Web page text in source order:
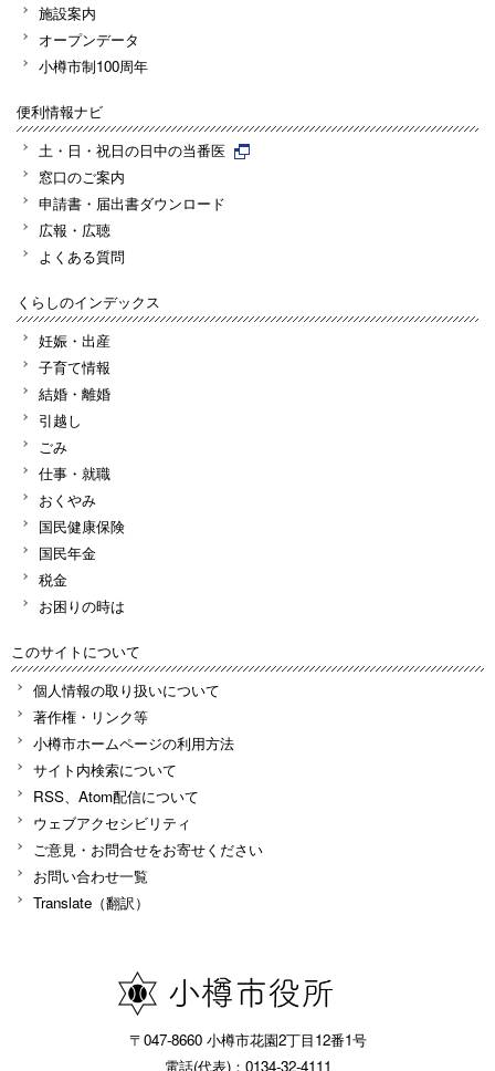
施設案内
オープンデータ
小樽市制100周年
便利情報ナビ
土・日・祝日の日中の当番医
窓口のご案内
申請書・届出書ダウンロード
広報・広聴
よくある質問
くらしのインデックス
妊娠・出産
子育て情報
結婚・離婚
引越し
ごみ
仕事・就職
おくやみ
国民健康保険
国民年金
税金
お困りの時は
このサイトについて
個人情報の取り扱いについて
著作権・リンク等
小樽市ホームページの利用方法
サイト内検索について
RSS、Atom配信について
ウェブアクセシビリティ
ご意見・お問合せをお寄せください
お問い合わせ一覧
Translate（翻訳）
〒047-8660 小樽市花園2丁目12番1号
電話(代表)：0134-32-4111